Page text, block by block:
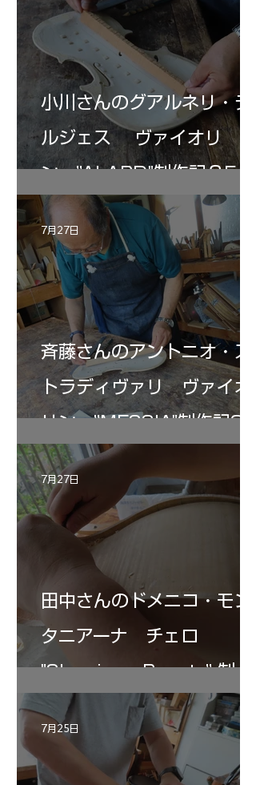
小川さんのグアルネリ・デ
ルジェス ヴァイオリ
ン ”ALARD"制作記３5
斉藤さんのアントニオ・ス
トラディヴァリ ヴァイオ
リン ”MESSIA"制作記33
7月27日
田中さんのドメニコ・モン
タニアーナ チェロ
"Sleeping・Beauty” 制作
記 30
7月27日
7月25日